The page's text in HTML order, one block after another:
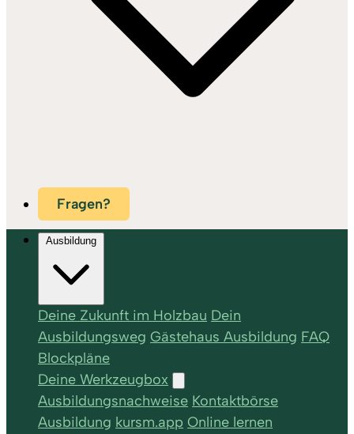
Fragen?
Ausbildung
Deine Zukunft im Holzbau Dein
Ausbildungsweg Gästehaus Ausbildung FAQ
Blockpläne
Deine Werkzeugbox
Ausbildungsnachweise Kontaktbörse
Ausbildung kursm.app Online lernen